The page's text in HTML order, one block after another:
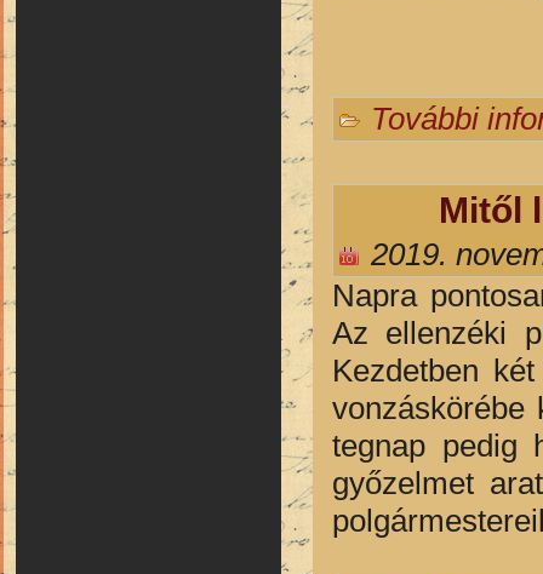
További
Mitől
2019.
Napra
Az ellenzéki
Kezdetben
vonzáskörébe
tegnap pedig
győzelmet